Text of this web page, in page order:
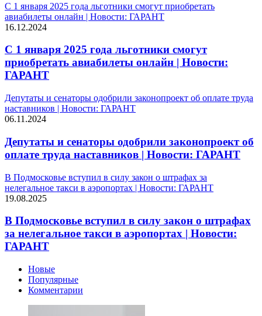
С 1 января 2025 года льготники смогут приобретать
авиабилеты онлайн | Новости: ГАРАНТ
16.12.2024
С 1 января 2025 года льготники смогут
приобретать авиабилеты онлайн | Новости:
ГАРАНТ
Депутаты и сенаторы одобрили законопроект об оплате труда
наставников | Новости: ГАРАНТ
06.11.2024
Депутаты и сенаторы одобрили законопроект об
оплате труда наставников | Новости: ГАРАНТ
В Подмосковье вступил в силу закон о штрафах за
нелегальное такси в аэропортах | Новости: ГАРАНТ
19.08.2025
В Подмосковье вступил в силу закон о штрафах
за нелегальное такси в аэропортах | Новости:
ГАРАНТ
Новые
Популярные
Комментарии